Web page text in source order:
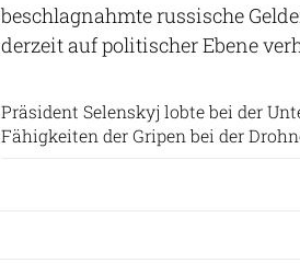
beschlagnahmte russische
derzeit auf politischer Ebene
Präsident Selenskyj lobte bei der
Fähigkeiten der Gripen bei der